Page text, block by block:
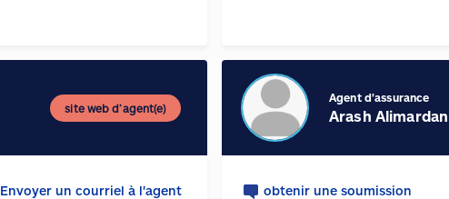
site web d’agent(e)
Envoyer un courriel à l'agent
Agent d'assurance
Arash
obtenir une soumission